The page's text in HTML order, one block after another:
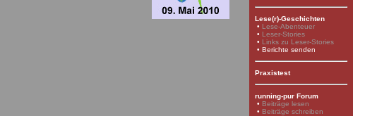
Lese(r)-Geschichten
• Lese-Abenteuer
• Leser-Stories
• Links zu Leser-Stories
• Berichte senden
Praxistest
running-pur Forum
• Beiträge lesen
• Beiträge schreiben